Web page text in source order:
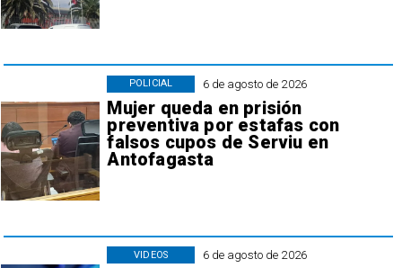
6 de agosto de 2026
Mujer queda en prisión
preventiva por estafas con
falsos cupos de Serviu en
Antofagasta
POLICIAL
6 de agosto de 2026
VIDEOS